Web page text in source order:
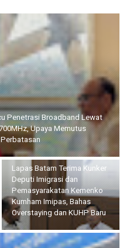
Penetrasi Broadband Lewat
Upaya Memutus
Lapas Batam Terima Kunker
Deputi Imigrasi dan
Pemasyarakatan Kemenko
Kumham Imipas, Bahas
Overstaying dan KUHP Baru